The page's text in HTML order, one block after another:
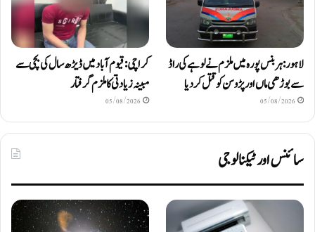
لاہور: ہربنس پورہ میں ملزم نے لوہے کی راڈ
سے بوڑھی ماں اور پڑوسن کو قتل کر دیا
05/08/2026
کراچی: قیوم آباد میں ڈیڑھ سال کی بچی سے
مبینہ زیادتی کا ملزم گرفتار
05/08/2026
سائنس اور ٹیکنالوجی